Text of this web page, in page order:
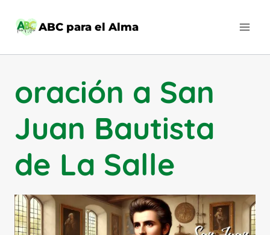
ABC para el Alma
oración a San
Juan Bautista
de La Salle